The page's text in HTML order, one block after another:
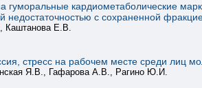
кардиометаболические
недостаточностью с сохраненной
Каштанова Е.В.
стресс на рабочем месте среди лиц
Я.В., Гафарова А.В., Рагино Ю.И.